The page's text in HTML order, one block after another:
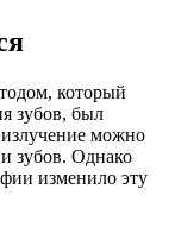
который
зубов, был
можно
зубов. Однако
изменило эту